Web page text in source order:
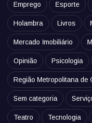
Emprego Esporte
Holambra Livros
Mercado Imobiliário
Opinião Psicologia
Região Metropolitana de
Sem categoria
Teatro Tecnologia